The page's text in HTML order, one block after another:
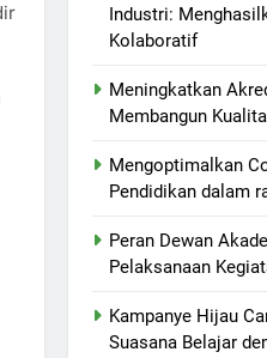
Industri:
Kolaboratif
Meningkatkan
Membangun
Mengoptimalkan
Pendidikan dalam
Peran Dewan
Pelaksanaan
Kampanye Hijau
Suasana Belajar